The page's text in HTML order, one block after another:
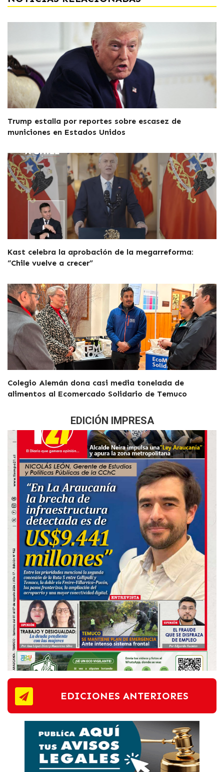
Trump estalla por reportes sobre escasez de
municiones en Estados Unidos
Kast celebra la aprobación de la megarreforma:
“Chile vuelve a crecer”
Colegio Alemán dona casi media tonelada de
alimentos al Ecomercado Solidario de Temuco
EDICIÓN IMPRESA
EDICIONES ANTERIORES